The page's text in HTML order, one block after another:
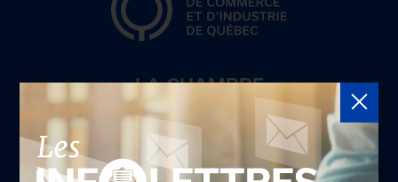
LA CHAMBRE
Offres d'emploi
Appel d'offres